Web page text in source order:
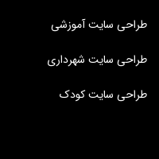
طراحی سایت آموزشی
طراحی سایت شهرداری
طراحی سایت کودک